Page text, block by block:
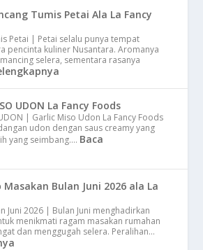
Tumis Petai Ala La Fancy
Petai | Petai selalu punya tempat
pencinta kuliner Nusantara. Aromanya
selera, sementara rasanya
UDON La Fancy Foods
UDON | Garlic Miso Udon La Fancy Foods
udon dengan saus creamy yang
yang seimbang.… Baca
Masakan Bulan Juni 2026 ala La
Juni 2026 | Bulan Juni menghadirkan
menikmati ragam masakan rumahan
dan menggugah selera. Peralihan…